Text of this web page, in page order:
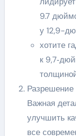
9.7
у 12,9-
хотите
к
Разрешение
Важная деталь, дающая возможность
улучшить
все